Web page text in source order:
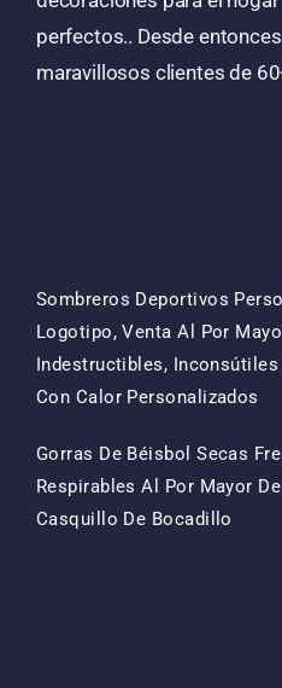
perfectos.. Desde
maravillosos clientes de
Sombreros Deportivos
Logotipo, Venta Al Por
Indestructibles, Inconsútiles
Con Calor Personalizados
Es:
Gorras De Béisbol Secas
Respirables Al Por Mayor
Casquillo De Bocadillo